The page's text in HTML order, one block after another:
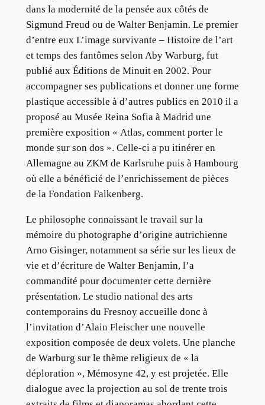
dans la modernité de la pensée aux côtés de
Sigmund Freud ou de Walter Benjamin. Le premier
d’entre eux L’image survivante – Histoire de l’art
et temps des fantômes selon Aby Warburg, fut
publié aux Éditions de Minuit en 2002. Pour
accompagner ses publications et donner une forme
plastique accessible à d’autres publics en 2010 il a
proposé au Musée Reina Sofia à Madrid une
première exposition « Atlas, comment porter le
monde sur son dos ». Celle-ci a pu itinérer en
Allemagne au ZKM de Karlsruhe puis à Hambourg
où elle a bénéficié de l’enrichissement de pièces
de la Fondation Falkenberg.
Le philosophe connaissant le travail sur la
mémoire du photographe d’origine autrichienne
Arno Gisinger, notamment sa série sur les lieux de
vie et d’écriture de Walter Benjamin, l’a
commandité pour documenter cette dernière
présentation. Le studio national des arts
contemporains du Fresnoy accueille donc à
l’invitation d’Alain Fleischer une nouvelle
exposition composée de deux volets. Une planche
de Warburg sur le thème religieux de « la
déploration », Mémosyne 42, y est projetée. Elle
dialogue avec la projection au sol de trente trois